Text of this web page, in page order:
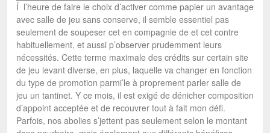
Í l’heure de faire le choix d’activer comme papier un avantage
avec salle de jeu sans conserve, il semble essentiel pas
seulement de soupeser cet en compagnie de et cet contre
habituellement, et aussi p’observer prudemment leurs
nécessités. Cette terme maximale des crédits sur certain site
de jeu levant diverse, en plus, laquelle va changer en fonction
du type de promotion parmi’le à proprement parler salle de
jeu un tantinet. Y ce mois, il est exigé de dénicher composition
d’appoint acceptée et de recouvrer tout à fait mon défi.
Parfois, nos abolies s’jettent pas seulement selon le montant